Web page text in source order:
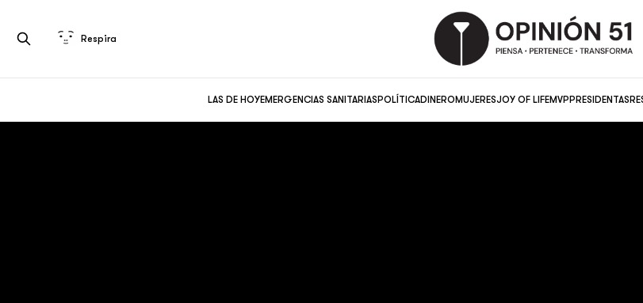
LAS DE HOYEMERGENCIAS SANITARIASPOLÍTICADINEROMUJERESJOY OF LIFEMVPPRESIDENTAS
Respira